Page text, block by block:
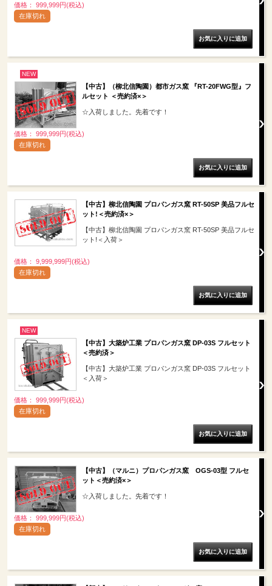
価格： 999,999円(税込)
在庫切れ
NEW
【中古】（柳北信陶園）都市ガス窯 『RT-20FWG型』フ
ルセット ＜売約済×＞
☆入荷しました。先着です！
価格： 999,999円(税込)
在庫切れ
【中古】柳北信陶園 プロパンガス窯 RT-50SP 美品フルセ
ット!＜売約済×＞
【中古】柳北信陶園 プロパンガス窯 RT-50SP 美品フルセ
ット!＜入荷＞
価格： 9,999,999円(税込)
在庫切れ
NEW
【中古】大築炉工業 プロパンガス窯 DP-03S フルセット
＜売約済＞
【中古】大築炉工業 プロパンガス窯 DP-03S フルセット
＜入荷＞
価格： 999,999円(税込)
在庫切れ
【中古】（マルニ）プロパンガス窯 OGS-03型 フルセ
ット＜売約済×＞
☆入荷しました。先着です！
価格： 999,999円(税込)
在庫切れ